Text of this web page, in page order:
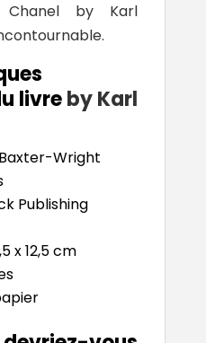
by Karl
livrebyKarl
Wright
Publishing
x 12,5 cm